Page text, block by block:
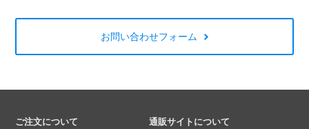
お問い合わせフォーム
ご注文について 通販サイトについて